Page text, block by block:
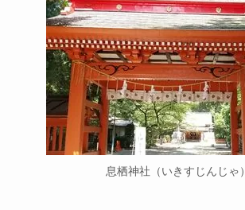
息栖神社（いきすじんじゃ）